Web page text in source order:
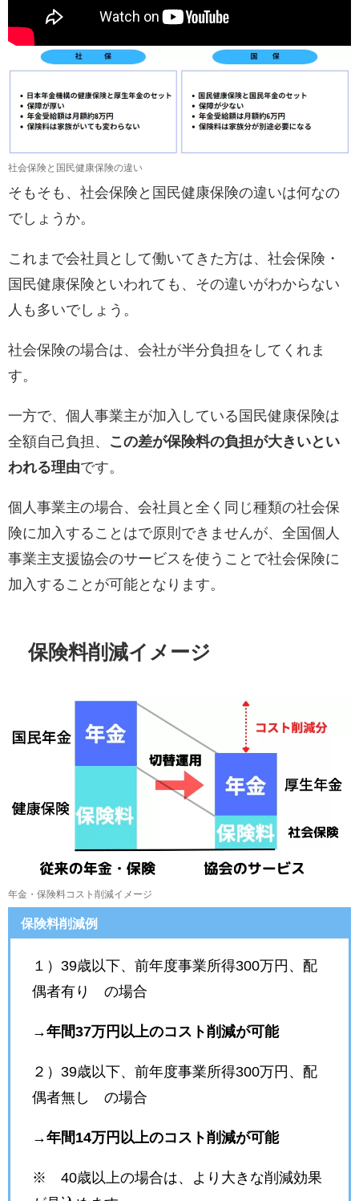
社会保険と国民健康保険の違い
そもそも、社会保険と国民健康保険の違いは何なの
でしょうか。
これまで会社員として働いてきた方は、社会保険・
国民健康保険といわれても、その違いがわからない
人も多いでしょう。
社会保険の場合は、会社が半分負担をしてくれま
す。
一方で、個人事業主が加入している国民健康保険は
全額自己負担、
この差が保険料の負担が大きいとい
われる理由です。
個人事業主の場合、会社員と全く同じ種類の社会保
険に加入することはで原則できませんが、全国個人
事業主支援協会のサービスを使うことで社会保険に
加入することが可能となります。
保険料削減イメージ
年金・保険料コスト削減イメージ
保険料削減例
１）39歳以下、前年度事業所得300万円、配
偶者有り の場合
→年間37万円以上のコスト削減が可能
２）39歳以下、前年度事業所得300万円、配
偶者無し の場合
→年間14万円以上のコスト削減が可能
※ 40歳以上の場合は、より大きな削減効果